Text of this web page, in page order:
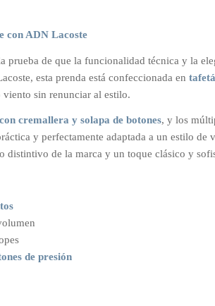
con ADN Lacoste
prueba de que la funcionalidad técnica y la
esta prenda está confeccionada en
sin renunciar al estilo.
cremallera y solapa de botones, y los
y perfectamente adaptada a un estilo de
distintivo de la marca y un toque clásico y
de presión